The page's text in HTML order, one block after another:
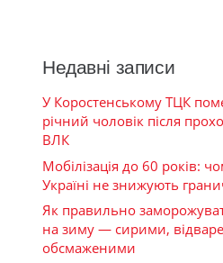
Недавні записи
У Коростенському ТЦК
річний чоловік після
ВЛК
Мобілізація до 60 років:
Україні не знижують
Як правильно
на зиму — сирими,
обсмаженими